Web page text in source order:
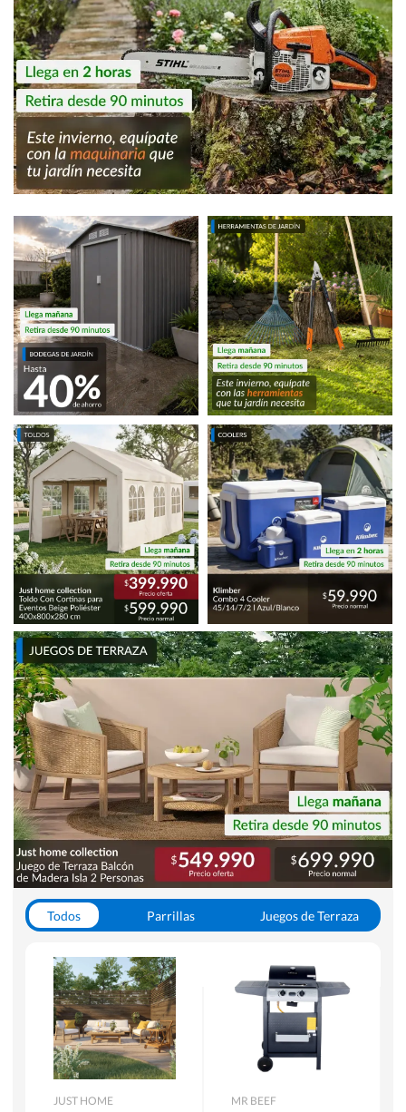
Todos Parrillas
Juegos de Terraza
JUST HOME
MR BEEF